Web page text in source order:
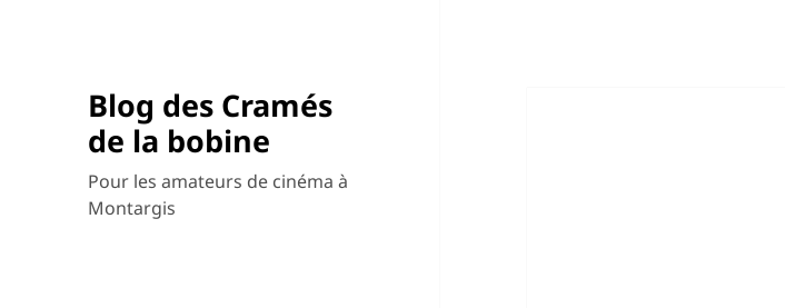
Blog des Cramés
de la bobine
Pour les amateurs de cinéma à
Montargis